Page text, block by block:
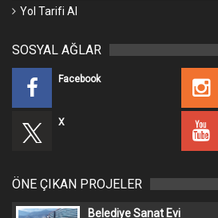
Yol Tarifi Al
SOSYAL AĞLAR
Facebook
X
ÖNE ÇIKAN PROJELER
Belediye Sanat Evi